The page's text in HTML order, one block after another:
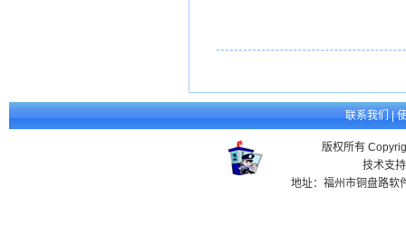
联系我们|
版权所有
技术支
地址：福州市铜盘路软